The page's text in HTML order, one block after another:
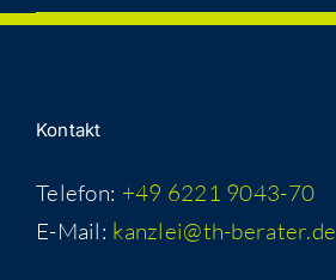
Kon­takt
Telefon: +49 6221 9043-70
E-Mail: kanzlei@th-berater.de